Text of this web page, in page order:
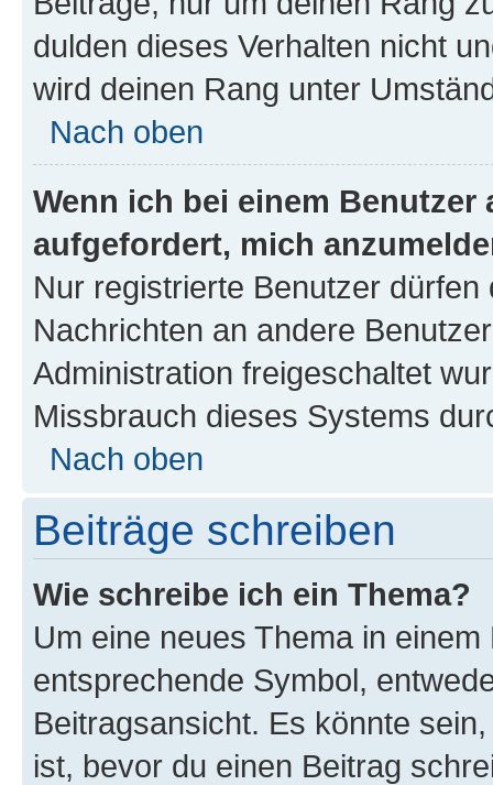
dulden dieses Verhalten nicht
wird deinen Rang unter
Nach oben
Wenn ich bei einem
aufgefordert, mich
Nur registrierte Benutzer
Nachrichten an andere
Administration freigeschaltet
Missbrauch dieses Systems
Nach oben
Beiträge schreiben
Wie schreibe ich ein Thema?
Um eine neues Thema in
entsprechende Symbol,
Beitragsansicht. Es könnte
ist, bevor du einen Beitrag